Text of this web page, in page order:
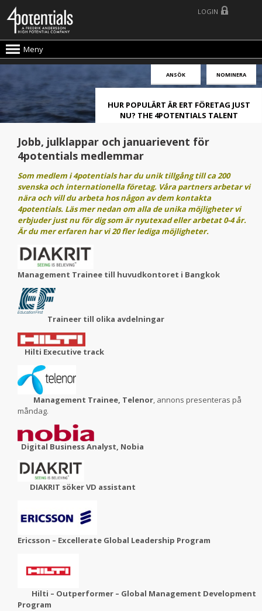
Meny
LOGIN
ANSÖK NOMINERA
HUR POPULÄRT ÄR ERT FÖRETAG JUST
NU? THE 4POTENTIALS TALENT
Jobb, julklappar och januarievent för
4potentials medlemmar
Som medlem i 4potentials har du unik tillgång till ca 200
svenska och internationella företag. Våra partners arbetar vi
nära och vill du arbeta hos någon av dem kontakta
4potentials. Läs mer nedan om alla de unika möjligheter vi
erbjuder just nu för dig som är nyutexad eller arbetat 0-4 år.
Är du mer erfaren har vi 20 fler lediga möjligheter.
Management Trainee till huvudkontoret i Bangkok
Traineer till olika avdelningar
Hilti Executive track
Management Trainee, Telenor, annons presenteras på
måndag.
Digital Business Analyst, Nobia
DIAKRIT söker VD assistant
Ericsson – Excellerate Global Leadership Program
Hilti – Outperformer – Global Management Development
Program